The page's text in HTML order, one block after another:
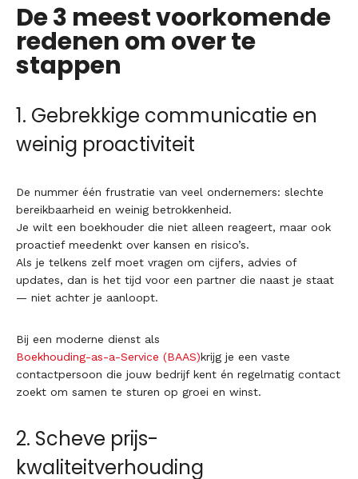
De 3 meest voorkomende
redenen om over te
stappen
1. Gebrekkige communicatie en
weinig proactiviteit
De nummer één frustratie van veel ondernemers: slechte
bereikbaarheid en weinig betrokkenheid.
Je wilt een boekhouder die niet alleen reageert, maar ook
proactief meedenkt over kansen en risico’s.
Als je telkens zelf moet vragen om cijfers, advies of
updates, dan is het tijd voor een partner die naast je staat
— niet achter je aanloopt.
Bij een moderne dienst als
Boekhouding-as-a-Service (BAAS)krijg je een vaste
contactpersoon die jouw bedrijf kent én regelmatig contact
zoekt om samen te sturen op groei en winst.
2. Scheve prijs-
kwaliteitverhouding